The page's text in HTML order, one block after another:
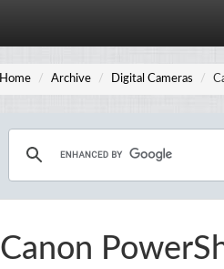
Home Archive Digital Cameras
Canon